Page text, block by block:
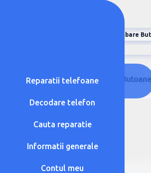
Reparatii telefoane
Decodare telefon
Cauta reparatie
Informatii generale
Contul meu
Schimbare
Apple - iPhone 4 - Schimbare